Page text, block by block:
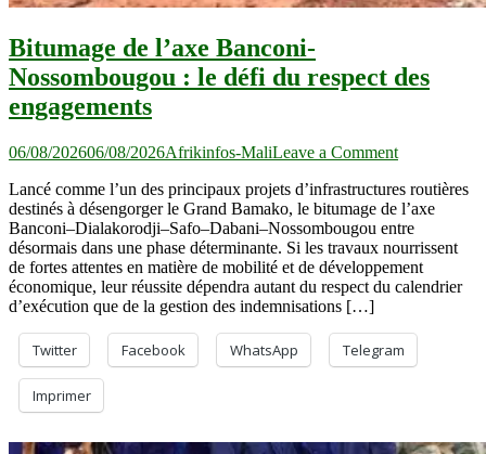
Bitumage de l’axe Banconi-
Nossombougou : le défi du respect des
engagements
06/08/202606/08/2026Afrikinfos-MaliLeave a Commenton
de
l’axe
Banconi-
le
défi
des
engagements
Lancé comme l’un des principaux projets d’infrastructures routières
destinés à désengorger le Grand Bamako, le bitumage de l’axe
Banconi–Dialakorodji–Safo–Dabani–Nossombougou entre
désormais dans une phase déterminante. Si les travaux nourrissent
de fortes attentes en matière de mobilité et de développement
économique, leur réussite dépendra autant du respect du calendrier
d’exécution que de la gestion des indemnisations […]
Twitter Facebook WhatsApp Telegram
Imprimer